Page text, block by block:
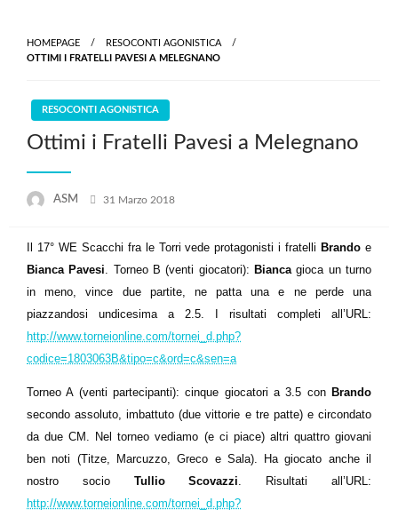
content
HOMEPAGE
RESOCONTI AGONISTICA
OTTIMI I FRATELLI PAVESI A MELEGNANO
RESOCONTI AGONISTICA
Ottimi i Fratelli Pavesi a Melegnano
ASM
Posted
31 Marzo 2018
Il 17° WE Scacchi fra le Torri vede protagonisti i fratelli Brando e
Bianca Pavesi. Torneo B (venti giocatori): Biancagioca un turno
in meno, vince due partite, ne patta una e ne perde una
piazzandosi undicesima a 2.5. I risultati completi all’URL:
http://www.torneionline.com/tornei_d.php?
codice=1803063B&tipo=c&ord=c&sen=a
Torneo A (venti partecipanti): cinque giocatori a 3.5 con Brando
secondo assoluto, imbattuto (due vittorie e tre patte) e circondato
da due CM. Nel torneo vediamo (e ci piace) altri quattro giovani
ben noti (Titze, Marcuzzo, Greco e Sala). Ha giocato anche il
nostro socio Tullio Scovazzi. Risultati all’URL:
http://www.torneionline.com/tornei_d.php?